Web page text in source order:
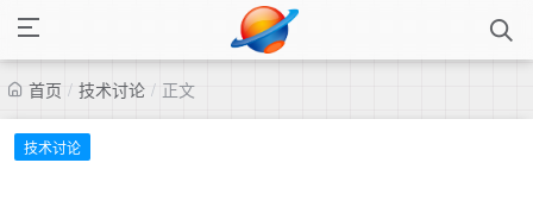
首页 / 技术讨论 / 正文
技术讨论